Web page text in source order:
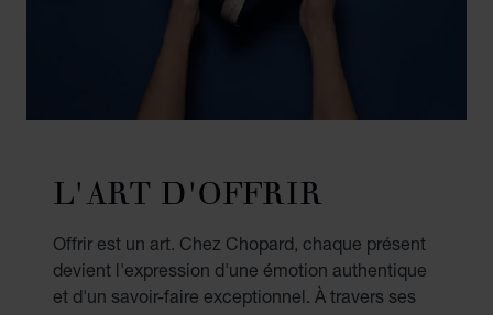
L'ART D'OFFRIR
Offrir est un art. Chez Chopard, chaque présent
devient l'expression d'une émotion authentique
et d'un savoir-faire exceptionnel. À travers ses